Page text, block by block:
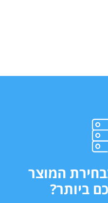
המוצר
ביותר?